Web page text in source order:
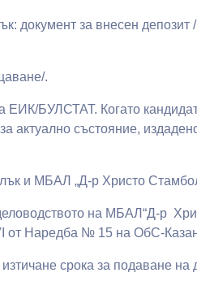
за внесен депозит
.
ЕИК/БУЛСТАТ. Когато
актуално състояние,
и МБАЛ „Д-р Христо
на МБАЛ“Д-р
от Наредба № 15 на ОбС-
срока за подаване на